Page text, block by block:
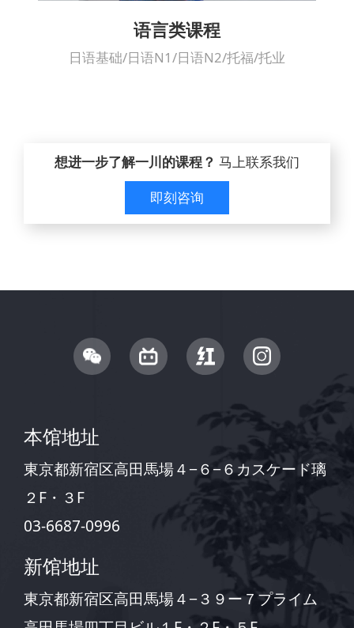
语言类课程
日语基础/日语N1/日语N2/托福/托业
想进一步了解一川的课程？ 马上联系我们
即刻咨询
本馆地址
東京都新宿区高田馬場４−６−６カスケード璃
２F・３F
03-6687-0996
新馆地址
東京都新宿区高田馬場４−３９ー７プライム